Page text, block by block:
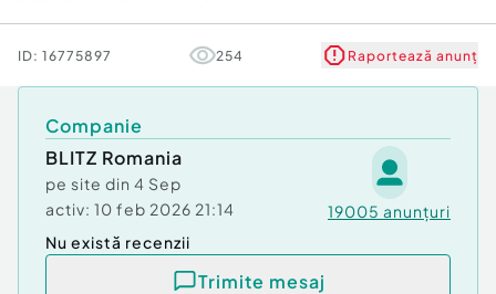
Confort:1
Număr Băi:1
Nr. locuri parcare:
Număr niveluri imobil 8
Comfort
ID: 16775897 254 Raportează anunț
Companie
BLITZ Romania
pe site din 4 Sep
activ: 10 feb 2026 21:14 19005 anunțuri
Nu există recenzii
Trimite mesaj